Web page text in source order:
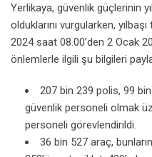
Yerlikaya, güvenlik güçlerinin
olduklarını vurgularken,
2024 saat 08.00’den 2 Ocak
önlemlerle ilgili şu bilgileri
207 bin 239 polis, 99
güvenlik personeli olmak
personeli görevlendirildi.
36 bin 527 araç,